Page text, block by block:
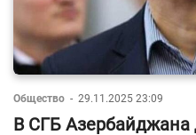
Общество - 29.11.2025 23:09
В СГБ Азербайджана